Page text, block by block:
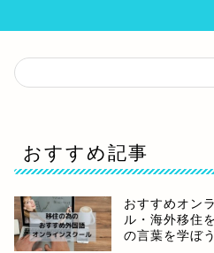
おすすめ記事
おすすめオン
ル・海外移住
の言葉を学ぼう